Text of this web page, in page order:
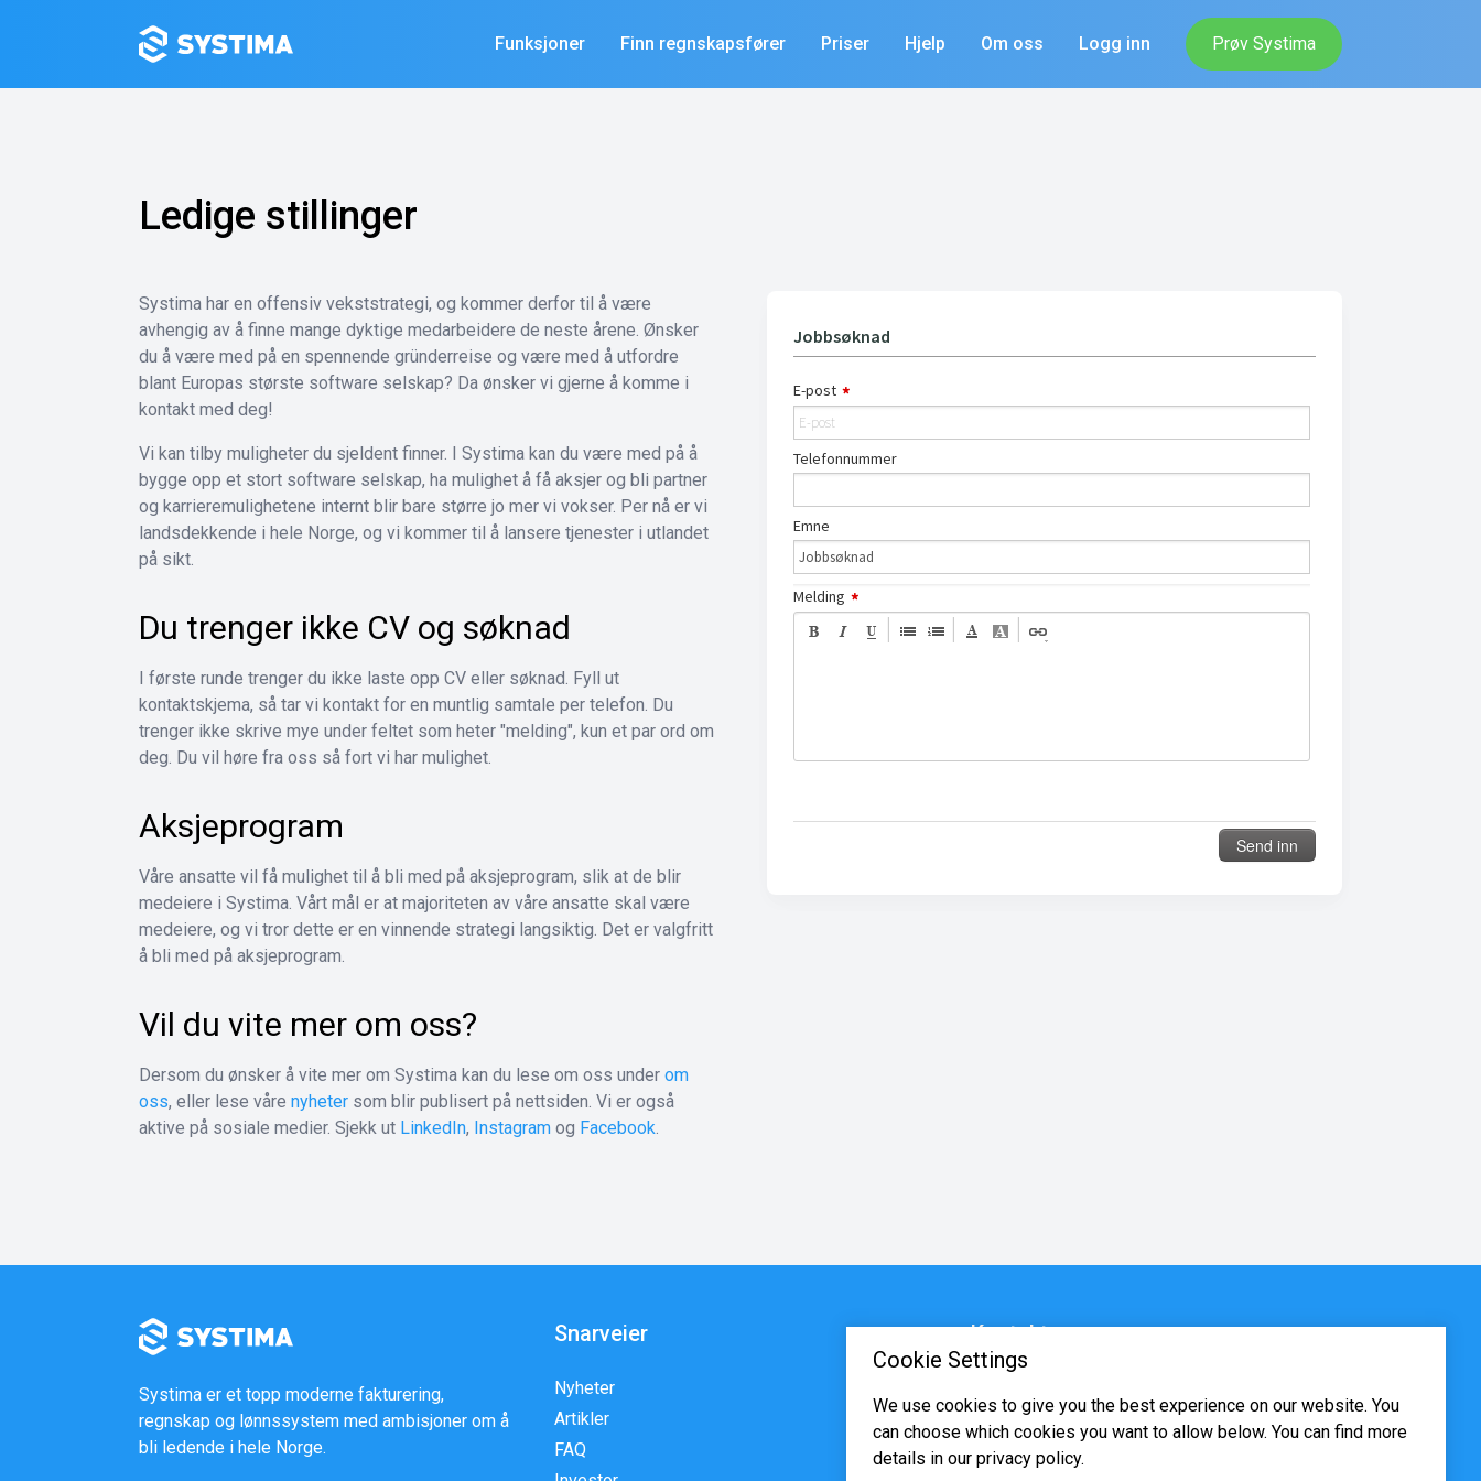
Funksjoner Finn regnskapsfører Priser Hjelp Om oss Logg inn Prøv Systima
Ledige stillinger
Systima har en offensiv vekststrategi, og kommer derfor til å være
avhengig av å finne mange dyktige medarbeidere de neste årene. Ønsker
du å være med på en spennende gründerreise og være med å utfordre
blant Europas største software selskap? Da ønsker vi gjerne å komme i
kontakt med deg!
Vi kan tilby muligheter du sjeldent finner. I Systima kan du være med på å
bygge opp et stort software selskap, ha mulighet å få aksjer og bli partner
og karrieremulighetene internt blir bare større jo mer vi vokser. Per nå er vi
landsdekkende i hele Norge, og vi kommer til å lansere tjenester i utlandet
på sikt.
Du trenger ikke CV og søknad
I første runde trenger du ikke laste opp CV eller søknad. Fyll ut
kontaktskjema, så tar vi kontakt for en muntlig samtale per telefon. Du
trenger ikke skrive mye under feltet som heter "melding", kun et par ord om
deg. Du vil høre fra oss så fort vi har mulighet.
Aksjeprogram
Våre ansatte vil få mulighet til å bli med på aksjeprogram, slik at de blir
medeiere i Systima. Vårt mål er at majoriteten av våre ansatte skal være
medeiere, og vi tror dette er en vinnende strategi langsiktig. Det er valgfritt
å bli med på aksjeprogram.
Vil du vite mer om oss?
Dersom du ønsker å vite mer om Systima kan du lese om oss under om
oss, eller lese våre nyheter som blir publisert på nettsiden. Vi er også
aktive på sosiale medier. Sjekk ut LinkedIn, Instagram og Facebook.
Cookie Settings
We use cookies to give you the best experience on our website. You
can choose which cookies you want to allow below. You can find more
details in our privacy policy.
Systima er et topp moderne fakturering,
regnskap og lønnssystem med ambisjoner om å
bli ledende i hele Norge.
Snarveier
Nyheter
Artikler
FAQ
Kontakt
post@systima.no
www.systima.no